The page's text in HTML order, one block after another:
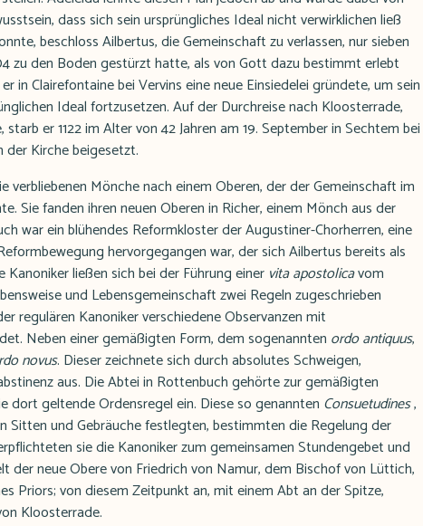
dass sich sein ursprüngliches Ideal nicht verwirklichen ließ
beschloss Ailbertus, die Gemeinschaft zu verlassen, nur sieben
zu den Boden gestürzt hatte, als von Gott dazu bestimmt erlebt
in Clairefontaine bei Vervins eine neue Einsiedelei gründete, um sein
Ideal fortzusetzen. Auf der Durchreise nach Kloosterrade,
er 1122 im Alter von 42 Jahren am 19. September in Sechtem bei
Kirche beigesetzt.
Mönche nach einem Oberen, der der Gemeinschaft im
Sie fanden ihren neuen Oberen in Richer, einem Mönch aus der
war ein blühendes Reformkloster der Augustiner-Chorherren, eine
hervorgegangen war, der sich Ailbertus bereits als
ließen sich bei der Führung einer vita apostolicavom
und Lebensgemeinschaft zwei Regeln zugeschrieben
regulären Kanoniker verschiedene Observanzen mit
Neben einer gemäßigten Form, dem sogenannten ordo antiquus,
novus. Dieser zeichnete sich durch absolutes Schweigen,
aus. Die Abtei in Rottenbuch gehörte zur gemäßigten
dort geltende Ordensregel ein. Diese so genannten Consuetudines,
Sitten und Gebräuche festlegten, bestimmten die Regelung der
sie die Kanoniker zum gemeinsamen Stundengebet und
der neue Obere von Friedrich von Namur, dem Bischof von Lüttich,
Priors; von diesem Zeitpunkt an, mit einem Abt an der Spitze,
Kloosterrade.